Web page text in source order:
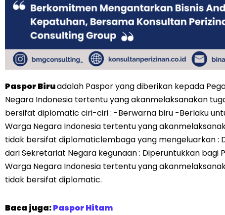
Paspor Biruadalah Paspor yang diberikan kepada
Negara Indonesia tertentu yang akanmelaksanakan
bersifat diplomatic ciri-ciri : -Berwarna biru -Berlaku
Warga Negara Indonesia tertentu yang
tidak bersifat diplomaticlembaga yang mengeluarkan :
dari Sekretariat Negara kegunaan : Diperuntukkan bagi
Warga Negara Indonesia tertentu yang
tidak bersifat diplomatic.
Baca juga:Paspor Hitam